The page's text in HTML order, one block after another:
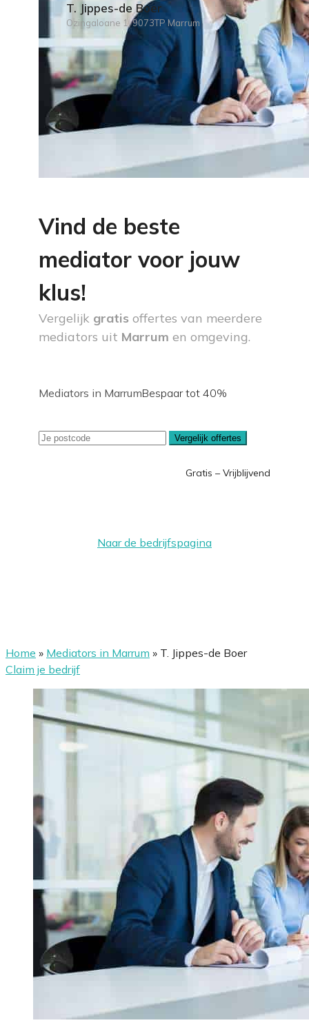
T. Jippes-de Boer
Ozingaloane 1, 9073TP Marrum
Vind de beste
mediator voor jouw
klus!
Vergelijk gratis offertes van meerdere
mediators uit Marrum en omgeving.
Mediators in MarrumBespaar tot 40%
Vergelijk offertes
Gratis – Vrijblijvend
Naar de bedrijfspagina
Home » Mediators in Marrum » T. Jippes-de Boer
Claim je bedrijf